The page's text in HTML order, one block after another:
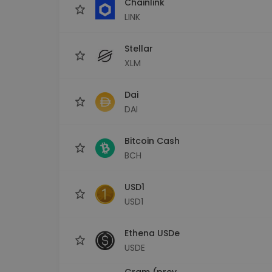
LINK
Stellar
XLM
Dai
DAI
Bitcoin Cash
BCH
USD1
USD1
Ethena USDe
USDE